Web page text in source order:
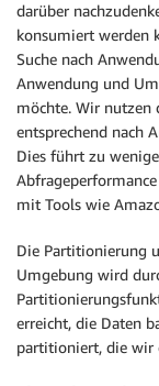
darüber
konsumiert werden
Suche nach
Anwendung und
möchte. Wir nutzen
entsprechend nach
Dies führt zu
mit Tools wie
Die Partitionierung
Umgebung wird
erreicht, die Daten
partitioniert, die wir